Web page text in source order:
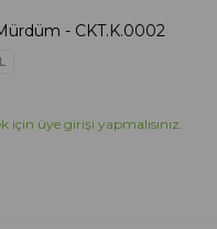
- CKT.K.0002
için üye girişi yapmalısınız.